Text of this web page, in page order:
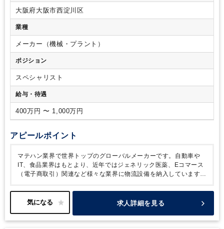
（グローバル企業尚良し）での経理実務経験者
関するアドバイザリー経験をお持ちの方
をお持ちの方
大阪府大阪市西淀川区
業種
メーカー（機械・プラント）
ポジション
スペシャリスト
給与・待遇
400万円 〜 1,000万円
アピールポイント
マテハン業界で世界トップのグローバルメーカーです。自動車や
IT、食品業界はもとより、近年ではジェネリック医薬、Eコマース
（電子商取引）関連など様々な業界に物流設備を納入しています。
率は65%以上、さらにグローバル化を推進しており、世界シェア
を拡大中。本ポジションの方には、グローバル化に伴う税務リス
ーバル税務の主担当として多いに活躍いただきたいとのことです。
求人詳細を見る